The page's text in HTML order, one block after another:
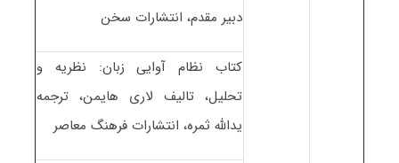
دبیر مقدم، انتشارات سخن
کتاب نظام آوایی زبان: نظریه و
تحلیل، تالیف لاری هایمن، ترجمه
یدالله ثمره، انتشارات فرهنگ معاصر